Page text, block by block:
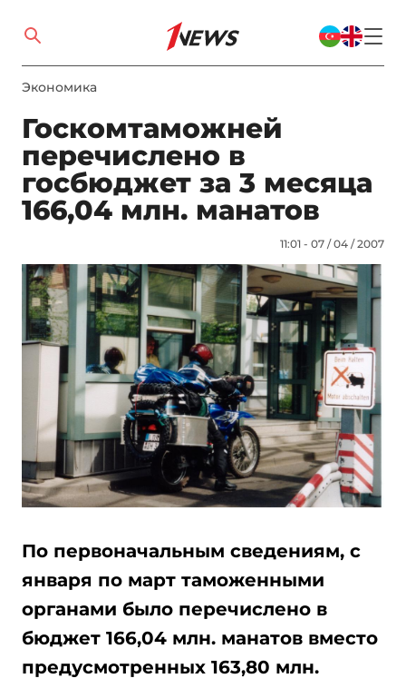
Экономика
Госкомтаможней
перечислено в
госбюджет за 3 месяца
166,04 млн. манатов
11:01 - 07 / 04 / 2007
По первоначальным сведениям, с
января по март таможенными
органами было перечислено в
бюджет 166,04 млн. манатов вместо
предусмотренных 163,80 млн.